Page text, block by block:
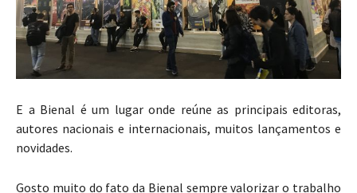
E a Bienal é um lugar onde reúne as principais editoras,
autores nacionais e internacionais, muitos lançamentos e
novidades.
Gosto muito do fato da Bienal sempre valorizar o trabalho